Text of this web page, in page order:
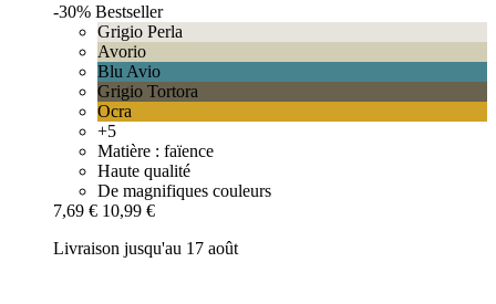
-30% Bestseller
Grigio Perla
Avorio
Blu Avio
Grigio Tortora
Ocra
+5
Matière : faïence
Haute qualité
De magnifiques couleurs
7,69 € 10,99 €
Livraison jusqu'au 17 août